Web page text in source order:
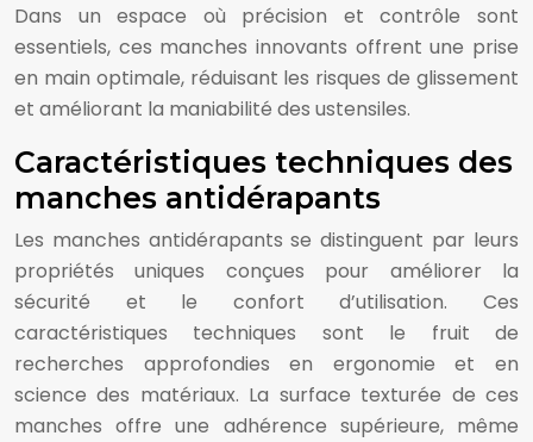
Dans un espace où précision et contrôle sont
essentiels, ces manches innovants offrent une prise
en main optimale, réduisant les risques de glissement
et améliorant la maniabilité des ustensiles.
Caractéristiques techniques des
manches antidérapants
Les manches antidérapants se distinguent par leurs
propriétés uniques conçues pour améliorer la
sécurité et le confort d’utilisation. Ces
caractéristiques techniques sont le fruit de
recherches approfondies en ergonomie et en
science des matériaux. La surface texturée de ces
manches offre une adhérence supérieure, même